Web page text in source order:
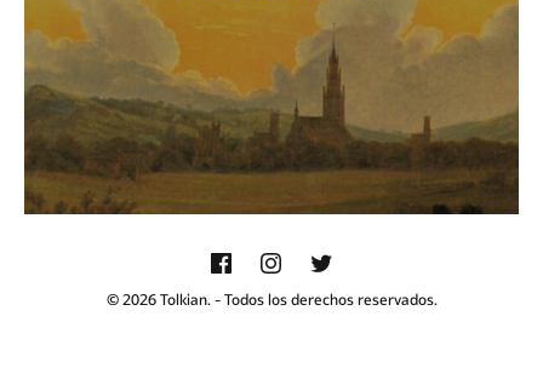
POR BEATRIZ AZAÑEDO
© 2026 Tolkian. - Todos los derechos reservados.